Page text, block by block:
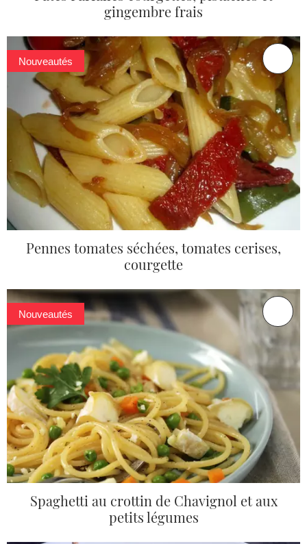
gingembre frais
Nouveautés
Pennes tomates séchées, tomates cerises,
courgette
Nouveautés
Spaghetti au crottin de Chavignol et aux
petits légumes